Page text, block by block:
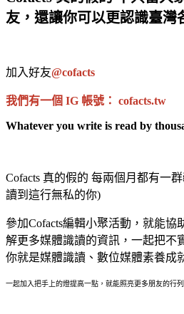
友，還讓你可以更認識臺灣
加入好友@cofacts
我們有一個 IG 帳號： cofacts.tw
Whatever you write is read by
Cofacts 真的假的 每兩個月都有一群
讀到這行無私的你)
參加Cofacts編輯小聚活動，就能協
解更多媒體識讀的資訊，一起把不
你就是媒體識讀、數位媒體素養成
一起加入把手上的燈提高一點，就能照亮更多朋友的行列